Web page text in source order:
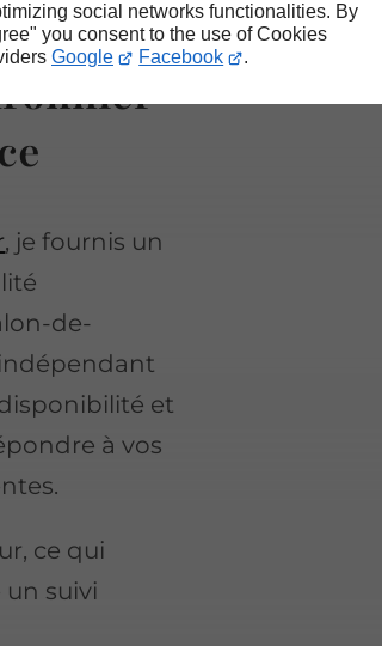
social networks functionalities. By
you consent to the use of Cookies
Google Facebook .
, je fournis un
de-
et
à vos
ce qui
un suivi